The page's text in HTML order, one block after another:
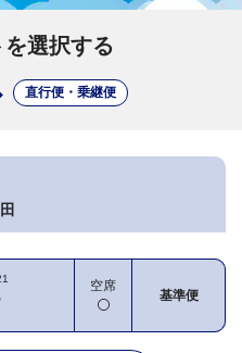
選択する
直行便・乗継便
空席
基準便